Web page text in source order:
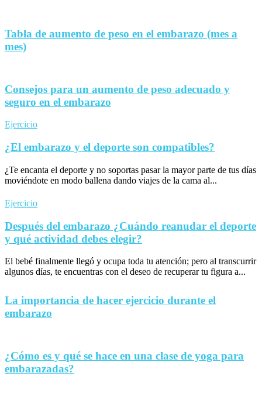
Tabla de aumento de peso en el embarazo (mes a
mes)
Consejos para un aumento de peso adecuado y
seguro en el embarazo
Ejercicio
¿El embarazo y el deporte son compatibles?
¿Te encanta el deporte y no soportas pasar la mayor parte de tus días
moviéndote en modo ballena dando viajes de la cama al...
Ejercicio
Después del embarazo ¿Cuándo reanudar el deporte
y qué actividad debes elegir?
El bebé finalmente llegó y ocupa toda tu atención; pero al transcurrir
algunos días, te encuentras con el deseo de recuperar tu figura a...
La importancia de hacer ejercicio durante el
embarazo
¿Cómo es y qué se hace en una clase de yoga para
embarazadas?